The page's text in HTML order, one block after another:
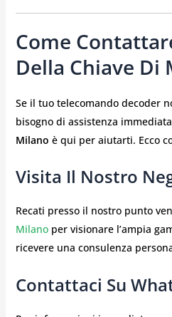
Come
Della Chiave Di
Se il tuo telecomando decoder
bisogno di assistenza
Milano è qui per aiutarti. Ecco
Visita Il Nostro
Recati presso il nostro punto
Milanoper visionare l’ampia
ricevere una consulenza
Contattaci Su